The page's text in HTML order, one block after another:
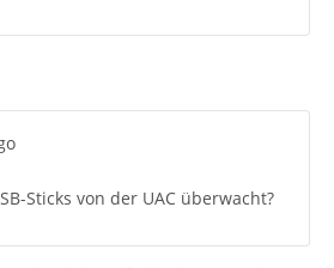
Sticks von der UAC überwacht?